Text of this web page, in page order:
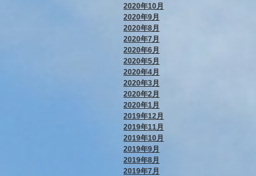
2020年10月
2020年9月
2020年8月
2020年7月
2020年6月
2020年5月
2020年4月
2020年3月
2020年2月
2020年1月
2019年12月
2019年11月
2019年10月
2019年9月
2019年8月
2019年7月